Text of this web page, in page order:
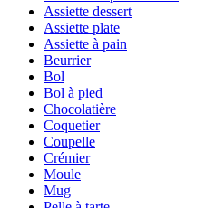
Assiette dessert
Assiette plate
Assiette à pain
Beurrier
Bol
Bol à pied
Chocolatière
Coquetier
Coupelle
Crémier
Moule
Mug